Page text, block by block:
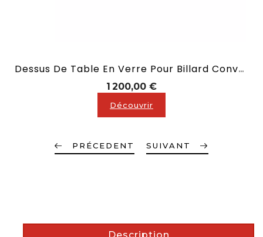
Dessus De Table En Verre Pour Billard Convertible En 2,10 M
1 200,00 €Prix
Découvrir
PRÉCEDENT SUIVANT